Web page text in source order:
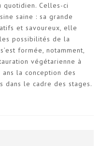
quotidien. Celles-ci
saine : sa grande
et savoureux, elle
possibilités de la
formée, notamment,
végétarienne à
la conception des
dans le cadre des stages.